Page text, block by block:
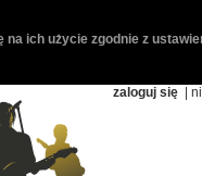
ich użycie zgodnie z
zaloguj się |